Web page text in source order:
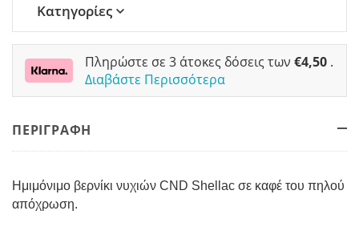
Κατηγορίες
Πληρώστε σε 3 άτοκες δόσεις των €4,50 .
Διαβάστε Περισσότερα
ΠΕΡΙΓΡΑΦΗ
Ημιμόνιμο βερνίκι νυχιών CND Shellac σε καφέ του πηλού
απόχρωση.